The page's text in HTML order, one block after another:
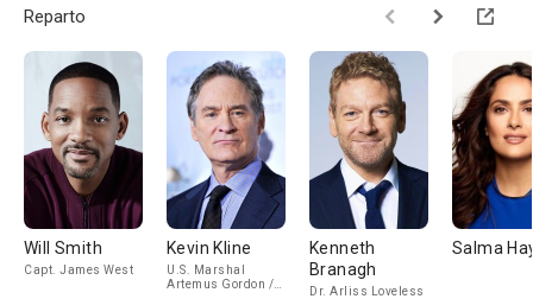
Reparto
Will Smith
Capt. James West
Kevin Kline
U.S. Marshal
Artemus Gordon /
Kenneth
Branagh
Dr. Arliss Loveless
Salma